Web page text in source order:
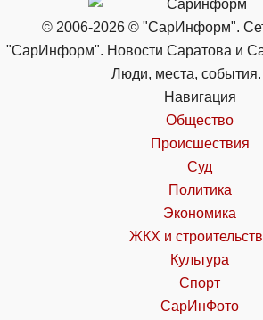
© 2006-2026 © "СарИнформ".
"СарИнформ". Новости Саратова и
Люди, места, события.
Навигация
Общество
Происшествия
Суд
Политика
Экономика
ЖКХ и
Культура
Спорт
СарИнФото